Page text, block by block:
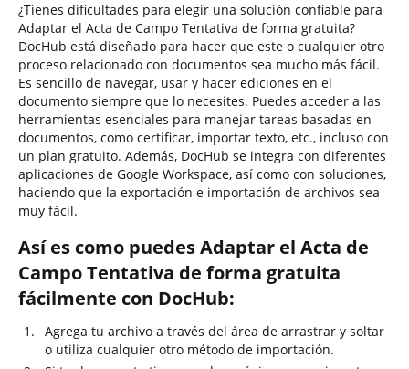
¿Tienes dificultades para elegir una solución confiable para
Adaptar el Acta de Campo Tentativa de forma gratuita?
DocHub está diseñado para hacer que este o cualquier otro
proceso relacionado con documentos sea mucho más fácil.
Es sencillo de navegar, usar y hacer ediciones en el
documento siempre que lo necesites. Puedes acceder a las
herramientas esenciales para manejar tareas basadas en
documentos, como certificar, importar texto, etc., incluso con
un plan gratuito. Además, DocHub se integra con diferentes
aplicaciones de Google Workspace, así como con soluciones,
haciendo que la exportación e importación de archivos sea
muy fácil.
Así es como puedes Adaptar el Acta de
Campo Tentativa de forma gratuita
fácilmente con DocHub:
Agrega tu archivo a través del área de arrastrar y soltar
o utiliza cualquier otro método de importación.